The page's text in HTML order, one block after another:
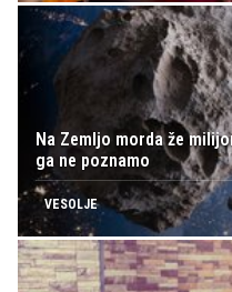
Na Zemljo morda že
ga ne poznamo
VESOLJE